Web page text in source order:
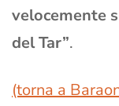
velocemente
del Tar”.
(torna a